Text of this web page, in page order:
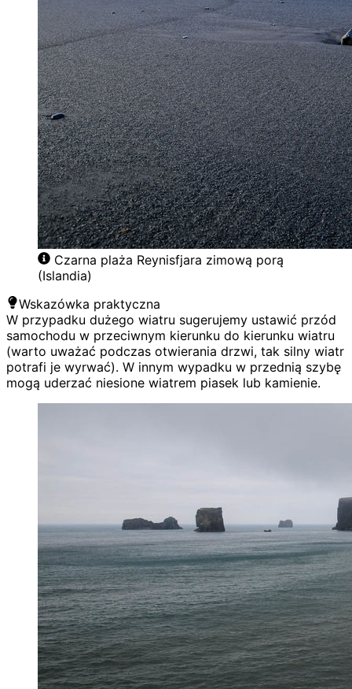
Czarna plaża Reynisfjara zimową porą
(Islandia)
Wskazówka praktyczna
W przypadku dużego wiatru sugerujemy ustawić przód
samochodu w przeciwnym kierunku do kierunku wiatru
(warto uważać podczas otwierania drzwi, tak silny wiatr
potrafi je wyrwać). W innym wypadku w przednią szybę
mogą uderzać niesione wiatrem piasek lub kamienie.